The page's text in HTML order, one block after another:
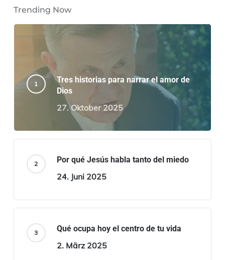
Trending Now
Tres historias para narrar el amor de
Dios
27. Oktober 2025
Por qué Jesús habla tanto del miedo
24. Juni 2025
Qué ocupa hoy el centro de tu vida
2. März 2025